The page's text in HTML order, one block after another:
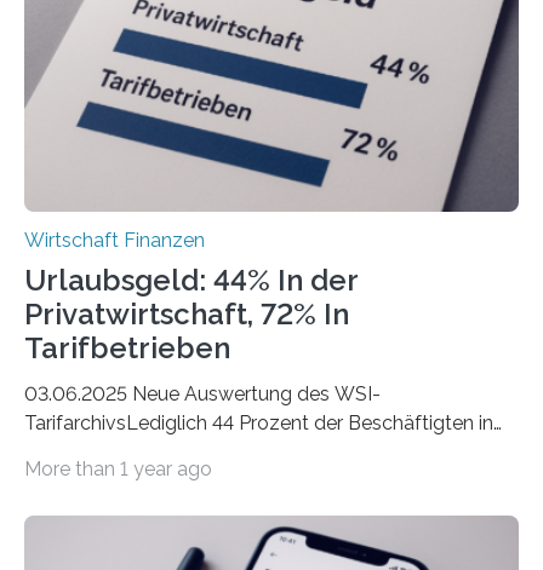
Städte Hamburg, München und Köln. Betrachtet man
hingegen die Existenzgründungsintensität – die Anzahl
der freiberuflichen Gründungen je…
Wirtschaft Finanzen
Urlaubsgeld: 44% In der
Privatwirtschaft, 72% In
Tarifbetrieben
03.06.2025 Neue Auswertung des WSI-
TarifarchivsLediglich 44 Prozent der Beschäftigten in
tarifgebundenen Betrieben ist der Anteil mit 72 Prozent
Unterkünfte fast überall deutlich teurer geworden. Für
More than 1 year ago